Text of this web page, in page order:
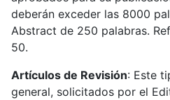
deberán exceder las 8000
Abstract de 250 palabras.
50.
Artículos de Revisión: Este
general, solicitados por el